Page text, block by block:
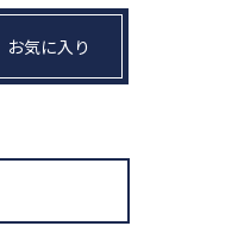
お気に入り